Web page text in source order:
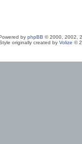
by phpBB © 2000, 2002,
originally created by Volize ©